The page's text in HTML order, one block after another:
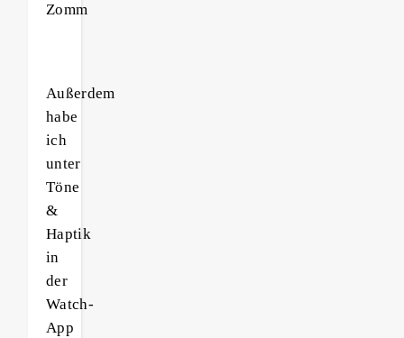
Zomm
Außerdem
habe
ich
unter
Töne
&
Haptik
in
der
Watch-
App